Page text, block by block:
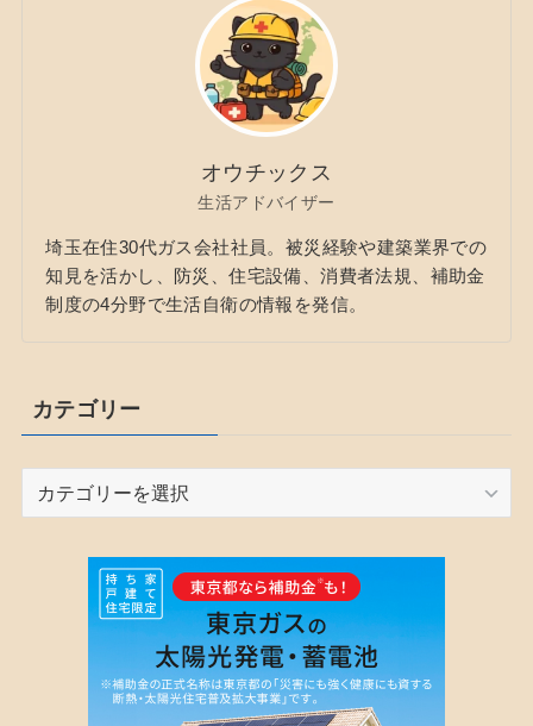
オウチックス
生活アドバイザー
埼玉在住30代ガス会社社員。被災経験や建築業界での
知見を活かし、防災、住宅設備、消費者法規、補助金
制度の4分野で生活自衛の情報を発信。
カテゴリー